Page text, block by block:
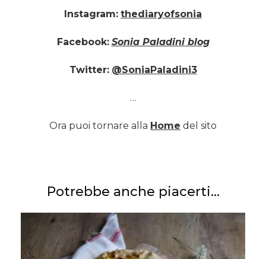
Instagram: thediaryofsonia
Facebook: Sonia Paladini blog
Twitter: @SoniaPaladini3
…
Ora puoi tornare alla Home del sito
Potrebbe anche piacerti...